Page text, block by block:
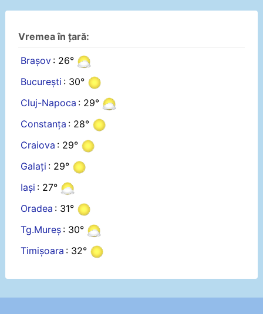
Vremea în țară:
Brașov : 26°
București : 30°
Cluj-Napoca : 29°
Constanța : 28°
Craiova : 29°
Galați : 29°
Iași : 27°
Oradea : 31°
Tg.Mureș : 30°
Timișoara : 32°